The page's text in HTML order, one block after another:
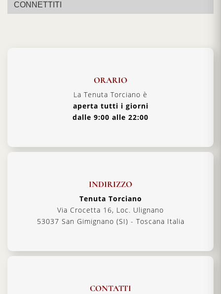
CONNETTITI
ORARIO
La Tenuta Torciano è
aperta tutti i giorni
dalle 9:00 alle 22:00
INDIRIZZO
Tenuta Torciano
Via Crocetta 16, Loc. Ulignano
53037 San Gimignano (SI) - Toscana Italia
CONTATTI